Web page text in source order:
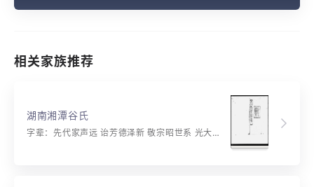
相关家族推荐
湖南湘潭谷氏
字辈：先代家声远 诒芳德泽新 敬宗昭世系 光大振经纶